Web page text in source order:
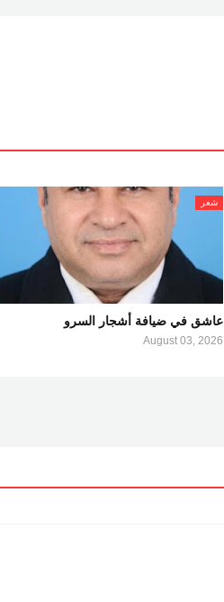
شعر
عاشق في ضيافة أشجار السرو
August 03, 2026